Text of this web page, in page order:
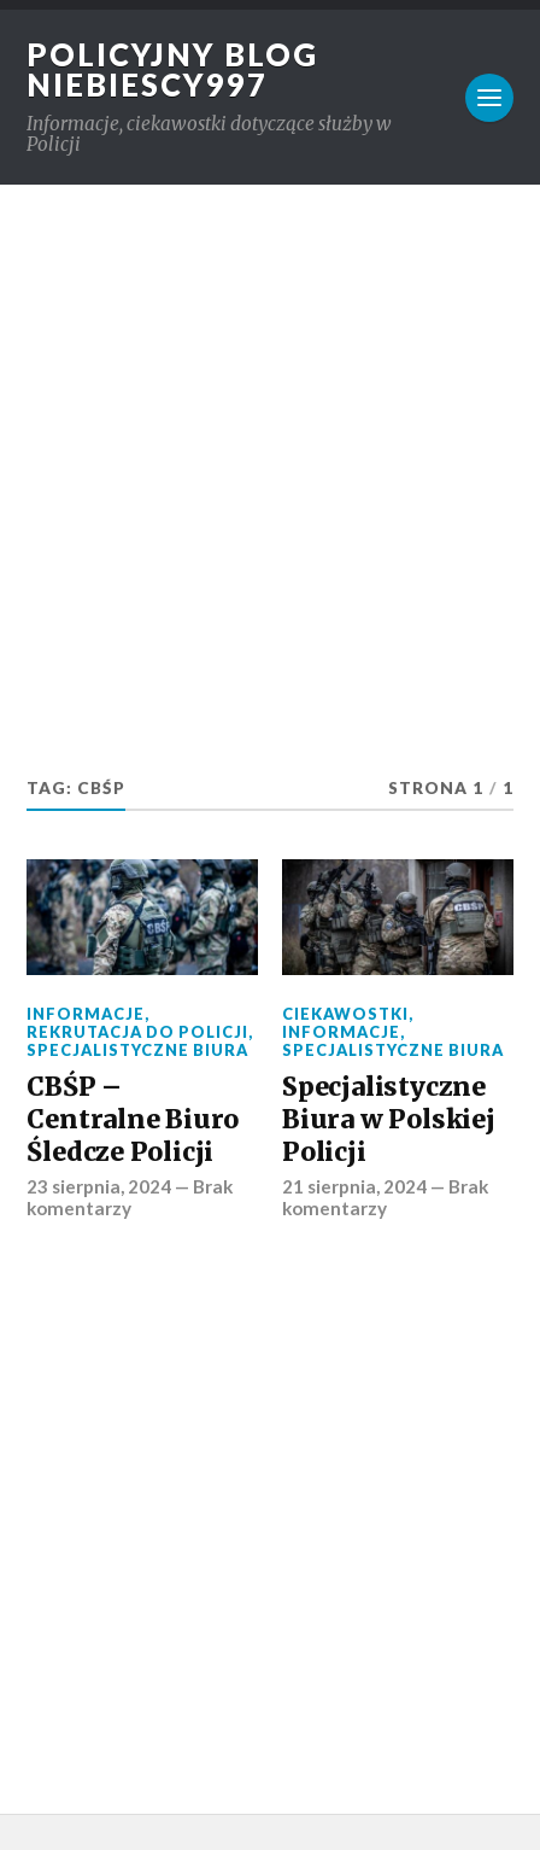
POLICYJNY BLOG
NIEBIESCY997
Informacje, ciekawostki dotyczące służby w
Policji
TAG: CBŚP STRONA 1 / 1
INFORMACJE,
REKRUTACJA DO POLICJI,
SPECJALISTYCZNE BIURA
CBŚP –
Centralne Biuro
Śledcze Policji
23 sierpnia, 2024 — Brak
komentarzy
CIEKAWOSTKI,
INFORMACJE,
SPECJALISTYCZNE BIURA
Specjalistyczne
Biura w Polskiej
Policji
21 sierpnia, 2024 — Brak
komentarzy